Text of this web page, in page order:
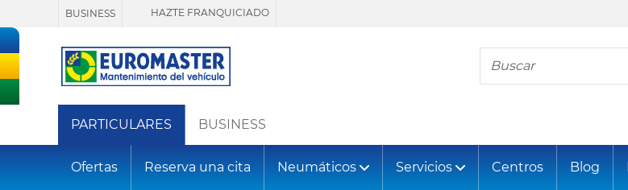
BUSINESS HAZTE FRANQUICIADO
Busca tu neumático
PARTICULARES BUSINESS
Ofertas Reserva una cita Neumáticos Servicios Centros Blog